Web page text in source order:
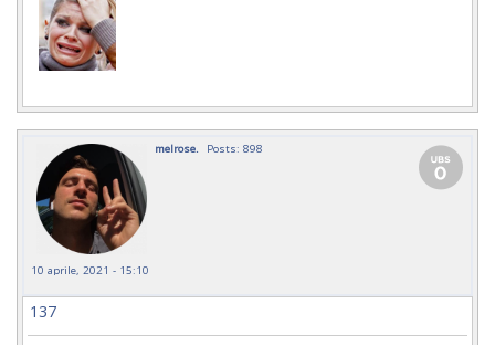
melrose. Posts: 898
10 aprile, 2021 - 15:10
137